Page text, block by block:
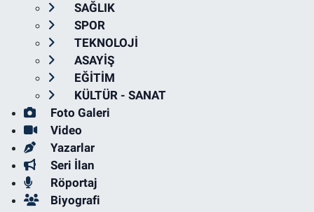
SAĞLIK
SPOR
TEKNOLOJİ
ASAYİŞ
EĞİTİM
KÜLTÜR - SANAT
Foto Galeri
Video
Yazarlar
Seri İlan
Röportaj
Biyografi